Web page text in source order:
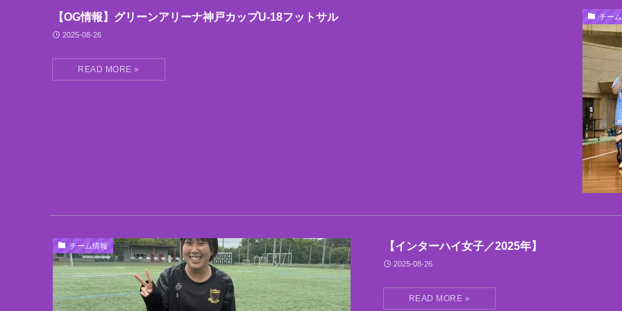
チー
【OG情報】グリーンアリーナ神戸カップU-18フットサル
2025-08-26
チーム情報 【インターハイ女子／2025年】
2025-08-26